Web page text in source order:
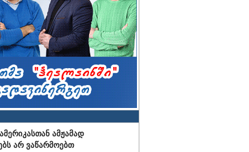
ამჟამად
არ ვაწარმოებთ